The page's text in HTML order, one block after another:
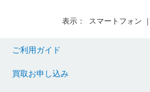
表示： スマートフォン ｜
ご利用ガイド
買取お申し込み